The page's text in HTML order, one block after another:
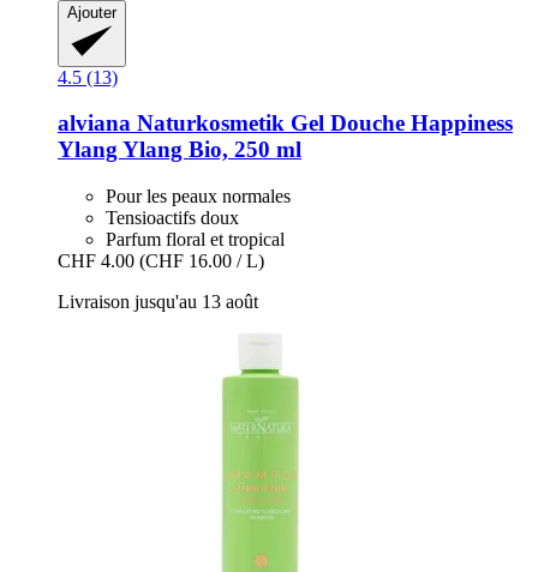
Ajouter
4.5 (13)
alviana Naturkosmetik Gel Douche Happiness
Ylang Ylang Bio, 250 ml
Pour les peaux normales
Tensioactifs doux
Parfum floral et tropical
CHF 4.00 (CHF 16.00 / L)
Livraison jusqu'au 13 août